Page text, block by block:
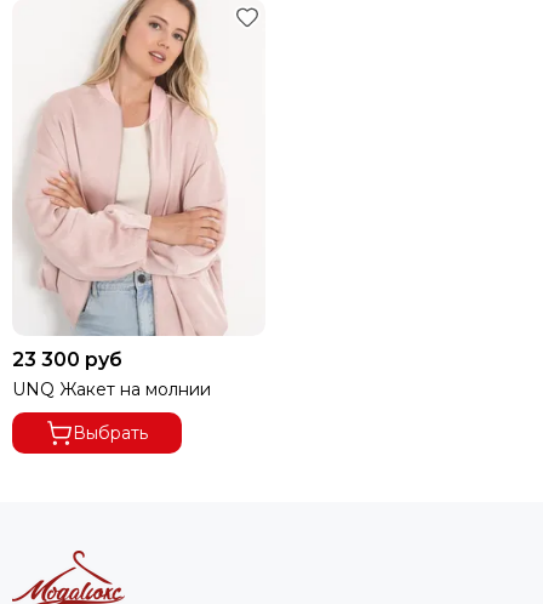
23 300 руб
UNQ Жакет на молнии
Выбрать